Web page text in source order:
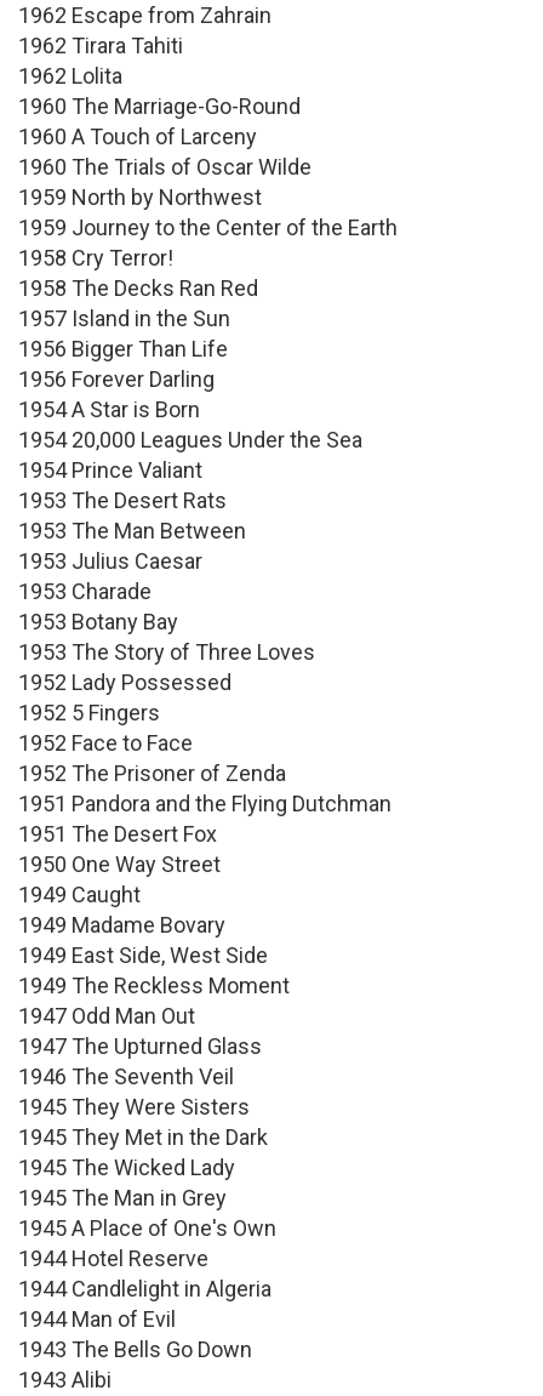
1962 Escape from Zahrain
1962 Tirara Tahiti
1962 Lolita
1960 The Marriage-Go-Round
1960 A Touch of Larceny
1960 The Trials of Oscar Wilde
1959 North by Northwest
1959 Journey to the Center of the Earth
1958 Cry Terror!
1958 The Decks Ran Red
1957 Island in the Sun
1956 Bigger Than Life
1956 Forever Darling
1954 A Star is Born
1954 20,000 Leagues Under the Sea
1954 Prince Valiant
1953 The Desert Rats
1953 The Man Between
1953 Julius Caesar
1953 Charade
1953 Botany Bay
1953 The Story of Three Loves
1952 Lady Possessed
1952 5 Fingers
1952 Face to Face
1952 The Prisoner of Zenda
1951 Pandora and the Flying Dutchman
1951 The Desert Fox
1950 One Way Street
1949 Caught
1949 Madame Bovary
1949 East Side, West Side
1949 The Reckless Moment
1947 Odd Man Out
1947 The Upturned Glass
1946 The Seventh Veil
1945 They Were Sisters
1945 They Met in the Dark
1945 The Wicked Lady
1945 The Man in Grey
1945 A Place of One's Own
1944 Hotel Reserve
1944 Candlelight in Algeria
1944 Man of Evil
1943 The Bells Go Down
1943 Alibi